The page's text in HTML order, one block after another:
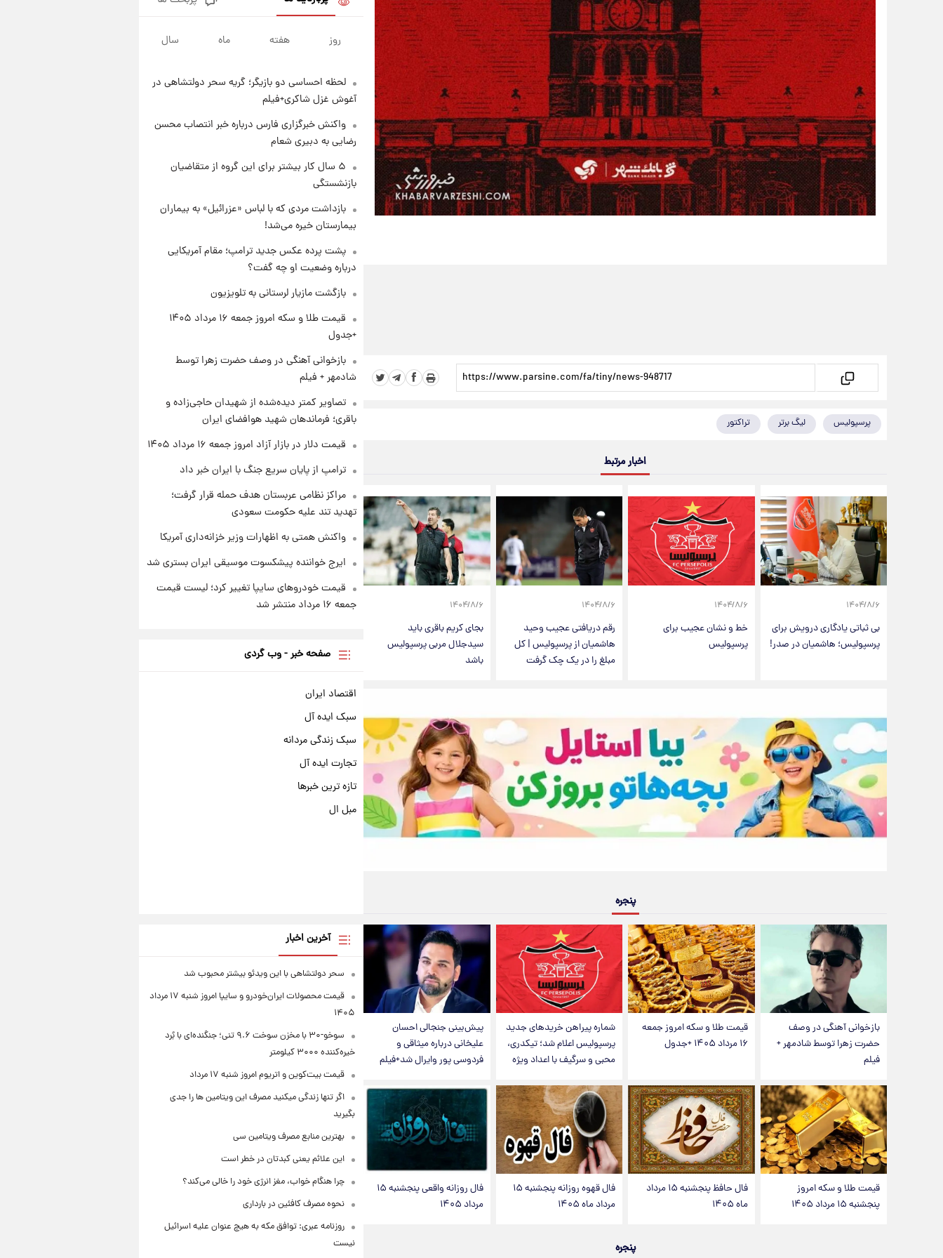
پرسپولیس لیگ برتر تراکتور
اخبار مرتبط
۱۴۰۴/۸/۶
بی ثباتی یادگاری درویش برای
پرسپولیس؛ هاشمیان در صدر!
۱۴۰۴/۸/۶
خط و نشان عجیب برای
پرسپولیس
۱۴۰۴/۸/۶
رقم دریافتی عجیب وحید
هاشمیان از پرسپولیس | کل
مبلغ را در یک چک گرفت
۱۴۰۴/۸/۶
بجای کریم باقری باید
سیدجلال مربی پرسپولیس
باشد
پنجره
بازخوانی آهنگی در وصف
حضرت زهرا توسط شادمهر +
فیلم
قیمت طلا و سکه امروز جمعه
۱۶ مرداد ۱۴۰۵ +جدول
شماره پیراهن خریدهای جدید
پرسپولیس اعلام شد؛ تیکدری،
محبی و سرگیف با اعداد ویژه
پیش‌بینی جنجالی احسان
علیخانی درباره میثاقی و
فردوسی پور وایرال شد+فیلم
قیمت طلا و سکه امروز
پنجشنبه ۱۵ مرداد ۱۴۰۵
فال حافظ پنجشنبه ۱۵ مرداد
ماه ۱۴۰۵
فال قهوه روزانه پنجشنبه ۱۵
مرداد ماه ۱۴۰۵
فال روزانه واقعی پنجشنبه ۱۵
مرداد ۱۴۰۵
پنجره
شماره پیراهن خریدهای جدید
پرسپولیس اعلام شد؛ تیکدری،
محبی و سرگیف با اعداد ویژه
۱ روز پیش
۱ روز پیش
تغییر تند قیمت محصولات
ایران‌خودرو و سایپا امروز پنجشنبه
۱۵ مرداد ۱۴۰۵ +جدول
۱ روز پیش
قیمت طلا و سکه امروز پنجشنبه
۱۵ مرداد ۱۴۰۵
روز هفته ماه سال
لحظه احساسی دو بازیگر؛ گریه سحر دولتشاهی در
آغوش غزل شاکری+فیلم
واکنش خبرگزاری فارس درباره خبر انتصاب محسن
رضایی به دبیری شعام
۵ سال کار بیشتر برای این گروه از متقاضیان
بازنشستگی
بازداشت مردی که با لباس «عزرائیل» به بیماران
بیمارستان خیره می‌شد!
پشت پرده عکس جدید ترامپ؛ مقام آمریکایی
درباره وضعیت او چه گفت؟
بازگشت مازیار لرستانی به تلویزیون
قیمت طلا و سکه امروز جمعه ۱۶ مرداد ۱۴۰۵
+جدول
بازخوانی آهنگی در وصف حضرت زهرا توسط
شادمهر + فیلم
تصاویر کمتر دیده‌شده از شهیدان حاجی‌زاده و
باقری؛ فرماندهان شهید هوافضای ایران
قیمت دلار در بازار آزاد امروز جمعه ۱۶ مرداد ۱۴۰۵
ترامپ از پایان سریع جنگ با ایران خبر داد
مراکز نظامی عربستان هدف حمله قرار گرفت؛
تهدید تند علیه حکومت سعودی
واکنش همتی به اظهارات وزیر خزانه‌داری آمریکا
ایرج خواننده پیشکسوت موسیقی ایران بستری شد
قیمت خودروهای سایپا تغییر کرد؛ لیست قیمت
جمعه ۱۶ مرداد منتشر شد
صفحه خبر - وب گردی
اقتصاد ایران
سبک ایده آل
سبک زندگی مردانه
تجارت ایده آل
تازه ترین خبرها
مبل ال
آخرین اخبار
سحر دولتشاهی با این ویدئو بیشتر محبوب شد
قیمت محصولات ایران‌خودرو و سایپا امروز شنبه ۱۷ مرداد
۱۴۰۵
سوخو-۳۰ با مخزن سوخت ۹.۶ تنی؛ جنگنده‌ای با بُرد
خیره‌کننده ۳۰۰۰ کیلومتر
قیمت بیت‌کوین و اتریوم امروز شنبه ۱۷ مرداد
اگر تنها زندگی میکنید مصرف این ویتامین ها را جدی
بگیرید
بهترین منابع مصرف ویتامین سی
این علائم یعنی کبدتان در خطر است
چرا هنگام خواب، مغز انرژی خود را خالی می‌کند؟
نحوه مصرف کافئین در بارداری
روزنامه عبری: توافق مکه به هیچ عنوان علیه اسرائیل
نیست